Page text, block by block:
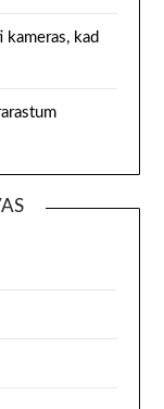
kad